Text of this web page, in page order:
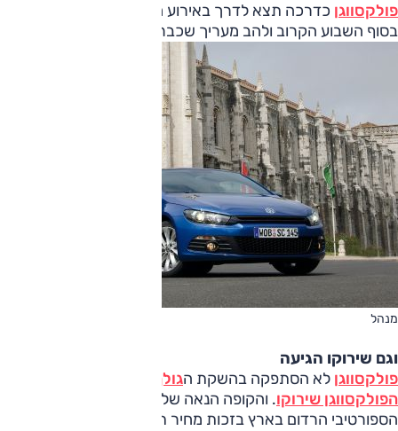
פולקסווגן כדרכה תצא לדרך באירוע מכירות גדול ללקוחות
בסוף השבוע הקרוב ולהב מעריך שכבר בינואר יעלו לכביש 500 גולפים.
מנהל
וגם שירוקו הגיעה
פולקסווגן לא הסתפקה בהשקת הגולף
הפולקסווגן שירוקו. והקופה הנאה של המותג עשויה לנער את
הספורטיבי הרדום בארץ בזכות מחיר תחרותי. ה